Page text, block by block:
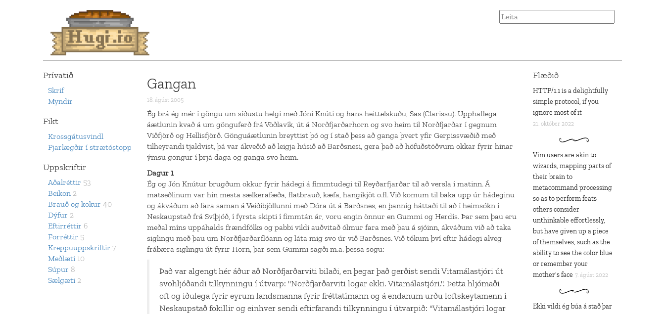
Prívatið
Skrif
Myndir
Fikt
Krossgátusvindl
Fjarlægðir í strætóstopp
Uppskriftir
Aðalréttir 53
Beikon 2
Brauð og kökur 40
Dýfur 2
Eftirréttir 6
Forréttir 5
Kreppuuppskriftir 7
Meðlæti 10
Súpur 8
Sælgæti 2
Gangan
18. ágúst 2005
Ég brá ég mér í göngu um síðustu helgi með Jóni Knúti og hans heittelskuðu, Sas (Clarissu). Upphaflega
áætlunin kvað á um gönguferð frá Vöðlavík, út á Norðfjarðarhorn og svo heim til Norðfjarðar í gegnum
Viðfjörð og Hellisfjörð. Gönguáætlunin breyttist þó og í stað þess að ganga þvert yfir Gerpissvæðið með
tilheyrandi tjaldvist, þá var ákveðið að leigja húsið að Barðsnesi, gera það að höfuðstöðvum okkar fyrir hinar
ýmsu göngur í þrjá daga og ganga svo heim.
Dagur 1
Ég og Jón Knútur brugðum okkur fyrir hádegi á fimmtudegi til Reyðarfjarðar til að versla í matinn. Á
matseðlinum var hin mesta sælkerafæða, flatbrauð, kæfa, hangikjöt o.fl. Við komum til baka upp úr hádeginu
og ákváðum að fara saman á Veiðibjöllunni með Dóra út á Barðsnes, en þannig háttaði til að í heimsókn í
Neskaupstað frá Svíþjóð, í fyrsta skipti í fimmtán ár, voru engin önnur en Gummi og Herdís. Þar sem þau eru
meðal míns uppáhalds frændfólks og pabbi vildi auðvitað ólmur fara með þau á sjóinn, ákváðum við að taka
siglingu með þau um Norðfjarðarflóann og láta mig svo úr við Barðsnes. Við tókum því eftir hádegi alveg
frábæra siglingu út fyrir Horn, þar sem Gummi sagði m.a. þessa sögu:
Það var algengt hér áður að Norðfjarðarviti bilaði, en þegar það gerðist sendi Vitamálastjóri út
svohljóðandi tilkynningu í útvarp: "Norðfjarðarviti logar ekki. Vitamálastjóri.". Þetta hljómaði
oft og iðulega fyrir eyrum landsmanna fyrir fréttatímann og á endanum urðu loftskeytamenn í
Neskaupstað fokillir og einhver sendi eftirfarandi tilkynningu í útvarpið: "Vitamálastjóri logar
Flæðið
HTTP/1.1 is a delightfully
simple protocol, if you
ignore most of it
21. október 2022
Vim users are akin to
wizards, mapping parts of
their brain to
metacommand processing
so as to perform feats
others consider
unthinkable effortlessly,
but have given up a piece
of themselves, such as the
ability to see the color blue
or remember your
mother's face 7. ágúst 2022
Ekki vildi ég búa á stað þar